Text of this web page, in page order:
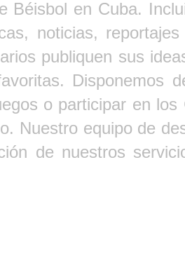
Béisbol en Cuba.
noticias,
publiquen sus
Disponemos
o participar en
Nuestro equipo de
de nuestros